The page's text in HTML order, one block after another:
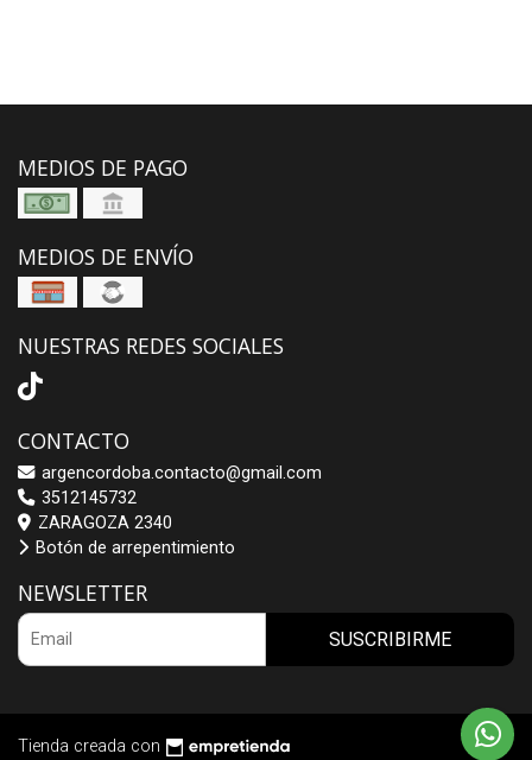
MEDIOS DE PAGO
MEDIOS DE ENVÍO
NUESTRAS REDES SOCIALES
CONTACTO
argencordoba.contacto@gmail.com
3512145732
ZARAGOZA 2340
Botón de arrepentimiento
NEWSLETTER
SUSCRIBIRME
Tienda creada con